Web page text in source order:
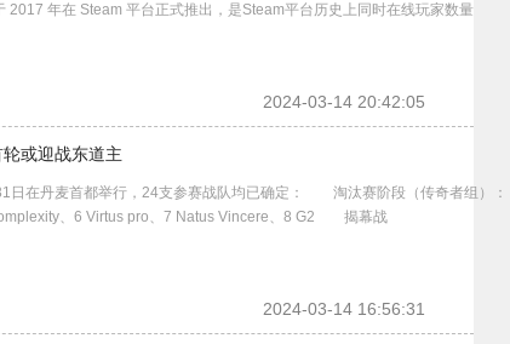
年在 Steam 平台正式推出，是Steam平台历史上同时在线玩家数量
2024-03-14 20:42:05
或迎战东道主
在丹麦首都举行，24支参赛战队均已确定： 淘汰赛阶段（传奇者组）：
、6 Virtus pro、7 Natus Vincere、8 G2 揭幕战
2024-03-14 16:56:31